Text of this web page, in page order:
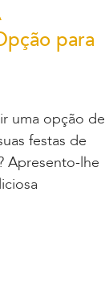
para
uma opção de
festas de
Apresento-lhe